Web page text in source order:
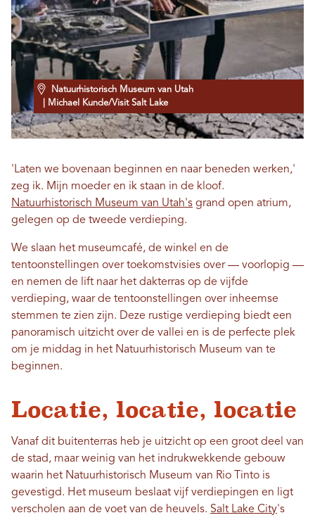
Natuurhistorisch Museum van Utah
| Michael Kunde/Visit Salt Lake
'Laten we bovenaan beginnen en naar beneden werken,'
zeg ik. Mijn moeder en ik staan ​​in de kloof.
Natuurhistorisch Museum van Utah's grand open atrium,
gelegen op de tweede verdieping.
We slaan het museumcafé, de winkel en de
tentoonstellingen over toekomstvisies over — voorlopig —
en nemen de lift naar het dakterras op de vijfde
verdieping, waar de tentoonstellingen over inheemse
stemmen te zien zijn. Deze rustige verdieping biedt een
panoramisch uitzicht over de vallei en is de perfecte plek
om je middag in het Natuurhistorisch Museum van te
beginnen.
Locatie, locatie, locatie
Vanaf dit buitenterras heb je uitzicht op een groot deel van
de stad, maar weinig van het indrukwekkende gebouw
waarin het Natuurhistorisch Museum van Rio Tinto is
gevestigd. Het museum beslaat vijf verdiepingen en ligt
verscholen aan de voet van de heuvels. Salt Lake City's